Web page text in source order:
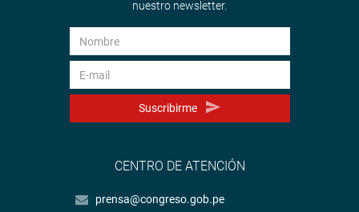
nuestro newsletter.
Suscribirme
CENTRO DE ATENCIÓN
prensa@congreso.gob.pe